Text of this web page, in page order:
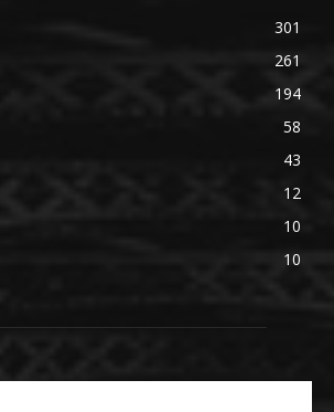
301
261
194
58
43
12
10
10